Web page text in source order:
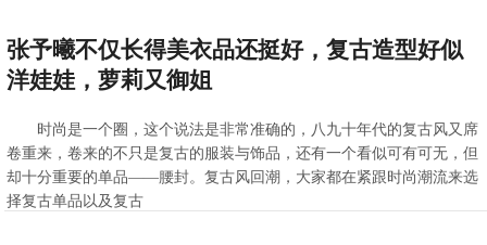
2020-10-10 11:43:59
张予曦不仅长得美衣品还挺好，复古造型好似
洋娃娃，萝莉又御姐
时尚是一个圈，这个说法是非常准确的，八九十年代的复古风又席
卷重来，卷来的不只是复古的服装与饰品，还有一个看似可有可无，但
却十分重要的单品——腰封。复古风回潮，大家都在紧跟时尚潮流来选
择复古单品以及复古